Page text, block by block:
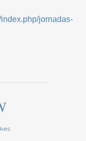
jornadas-